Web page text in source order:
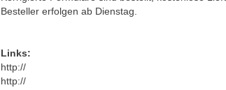
Besteller erfolgen ab Dienstag.
Links:
http://
http://